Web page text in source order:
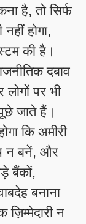
है, तो सिर्फ
होगा,
की है।
दबाव
पर भी
जाते हैं।
कि अमीरी
न बनें, और
बैंकों,
बनाना
न